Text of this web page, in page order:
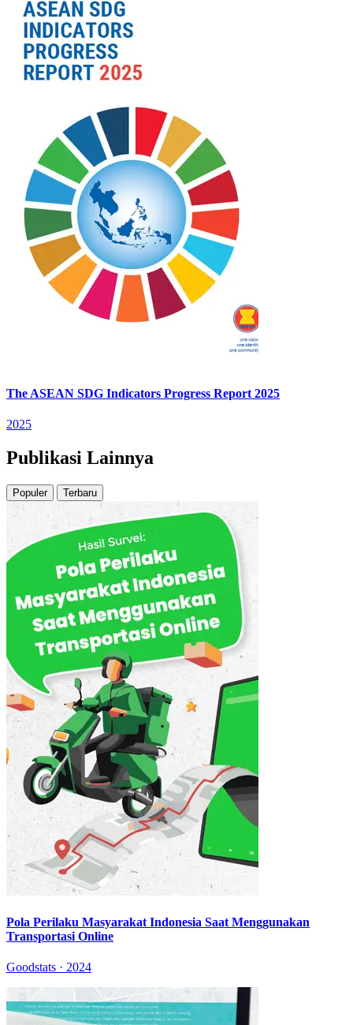
The ASEAN SDG Indicators Progress Report 2025
2025
Publikasi Lainnya
Populer Terbaru
Pola Perilaku Masyarakat Indonesia Saat Menggunakan
Transportasi Online
Goodstats · 2024